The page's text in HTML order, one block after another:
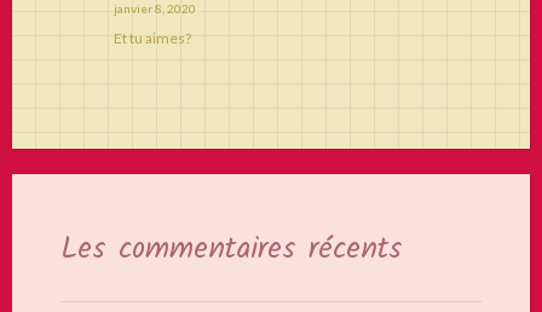
janvier 8, 2020
Et tu aimes?
Les commentaires récents